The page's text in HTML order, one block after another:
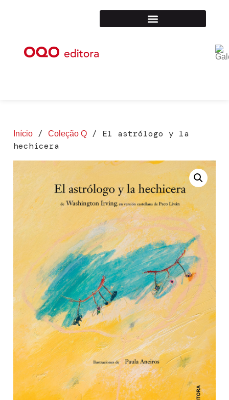
Início / Coleção Q
/ El astrólogo y la
hechicera